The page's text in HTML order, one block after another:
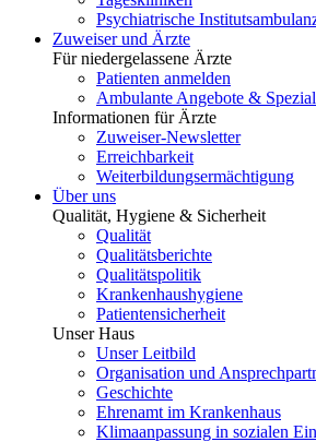
Psychiatrische
Zuweiser und Ärzte
Für niedergelassene Ärzte
Patienten anmelden
Ambulante Angebote &
Informationen für Ärzte
Zuweiser-Newsletter
Erreichbarkeit
Weiterbildungsermächtigung
Über uns
Qualität, Hygiene & Sicherheit
Qualität
Qualitätsberichte
Qualitätspolitik
Krankenhaushygiene
Patientensicherheit
Unser Haus
Unser Leitbild
Organisation und
Geschichte
Ehrenamt im Krankenhaus
Klimaanpassung in sozialen